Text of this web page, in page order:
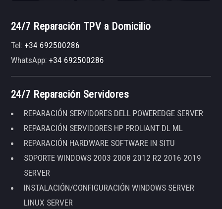
24/7 Reparación TPV a Domicilio
Tel:+34 692500286
WhatsApp:+34 692500286
24/7 Reparación Servidores
REPARACIÓN SERVIDORES DELL POWEREDGE SERVER
REPARACIÓN SERVIDORES HP PROLIANT DL ML
REPARACIÓN HARDWARE SOFTWARE IN SITU
SOPORTE WINDOWS 2003 2008 2012 R2 2016 2019
SERVER
INSTALACIÓN/CONFIGURACIÓN WINDOWS SERVER
LINUX SERVER